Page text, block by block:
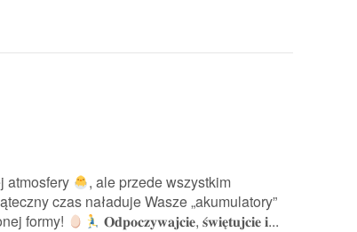
atmosfery
, ale przede wszystkim
czas naładuje Wasze „akumulatory”
formy! 𝐎𝐝𝐩𝐨𝐜𝐳𝐲𝐰𝐚𝐣𝐜𝐢𝐞, 𝐬́𝐰𝐢𝐞̨𝐭𝐮𝐣𝐜𝐢𝐞 𝐢...